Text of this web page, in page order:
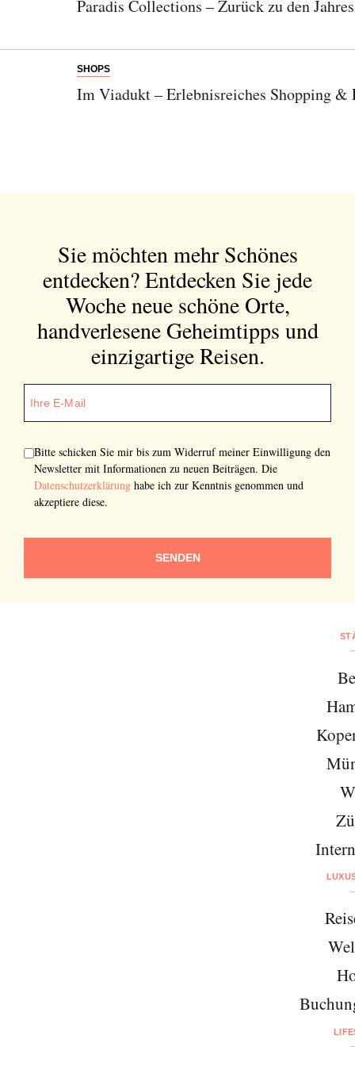
Paradis Collections – Zurück zu den
SHOPS
Im Viadukt – Erlebnisreiches Shopping &
Sie möchten mehr Schönes
entdecken?Entdecken Sie jede
Woche neue schöne Orte,
handverlesene Geheimtipps und
einzigartige Reisen.
Bitte schicken Sie mir bis zum Widerruf meiner Einwilligung den
Newsletter mit Informationen zu neuen Beiträgen. Die
Datenschutzerklärung habe ich zur Kenntnis genommen und
akzeptiere diese.
SENDEN
Bitte schicken Sie mir bis zum Widerruf meiner
Einwilligung den Newsletter mit Informationen zu